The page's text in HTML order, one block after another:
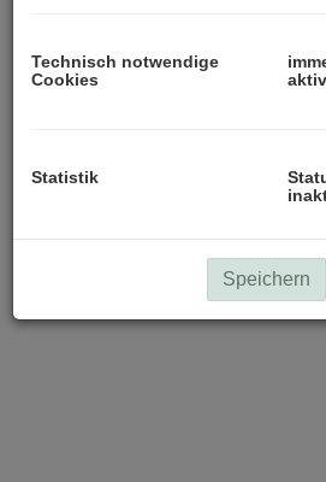
Technisch notwendige
Cookies
aktiv
Statistik
Speichern